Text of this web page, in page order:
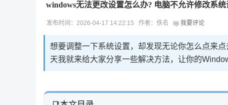
windows无法更改设置怎么办? 电脑不允许修改系
发布时间：2026-04-17 14:22:15 作者：佚名 我要评论
想要调整一下系统设置，却发现无论你怎么点来
天我就来给大家分享一些解决方法，让你的